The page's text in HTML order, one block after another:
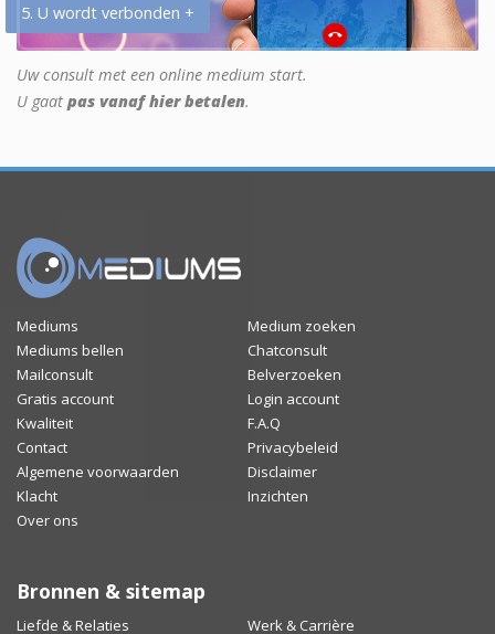
5. U wordt verbonden +
Uw consult met een online medium start.
U gaat pas vanaf hier betalen.
Mediums
Medium zoeken
Mediums bellen
Chatconsult
Mailconsult
Belverzoeken
Gratis account
Login account
Kwaliteit
F.A.Q
Contact
Privacybeleid
Algemene voorwaarden
Disclaimer
Klacht
Inzichten
Over ons
Bronnen & sitemap
Liefde & Relaties Werk & Carrière